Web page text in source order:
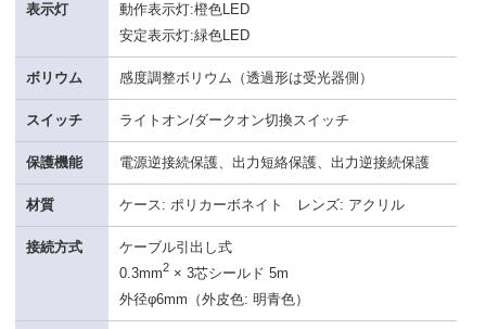
表示灯
動作表示灯:橙色LED
安定表示灯:緑色LED
ボリウム 感度調整ボリウム（透過形は受光器側）
スイッチ ライトオン/ダークオン切換スイッチ
保護機能 電源逆接続保護、出力短絡保護、出力逆接続保護
材質 ケース: ポリカーボネイト レンズ: アクリル
接続方式
ケーブル引出し式
0.3mm2 × 3芯シールド 5m
外径φ6mm（外皮色: 明青色）